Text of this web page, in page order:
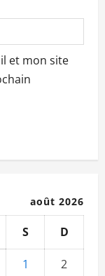
et mon site
août 2026
S D
1
2